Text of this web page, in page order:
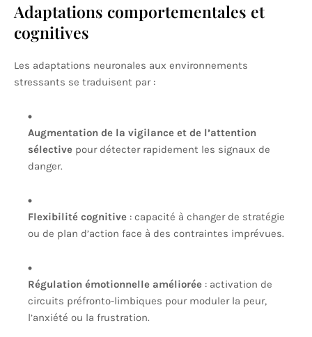
Adaptations comportementales et
cognitives
Les adaptations neuronales aux environnements
stressants se traduisent par :
Augmentation de la vigilance et de l’attention
sélective pour détecter rapidement les signaux de
danger.
Flexibilité cognitive : capacité à changer de stratégie
ou de plan d’action face à des contraintes imprévues.
Régulation émotionnelle améliorée : activation de
circuits préfronto-limbiques pour moduler la peur,
l’anxiété ou la frustration.